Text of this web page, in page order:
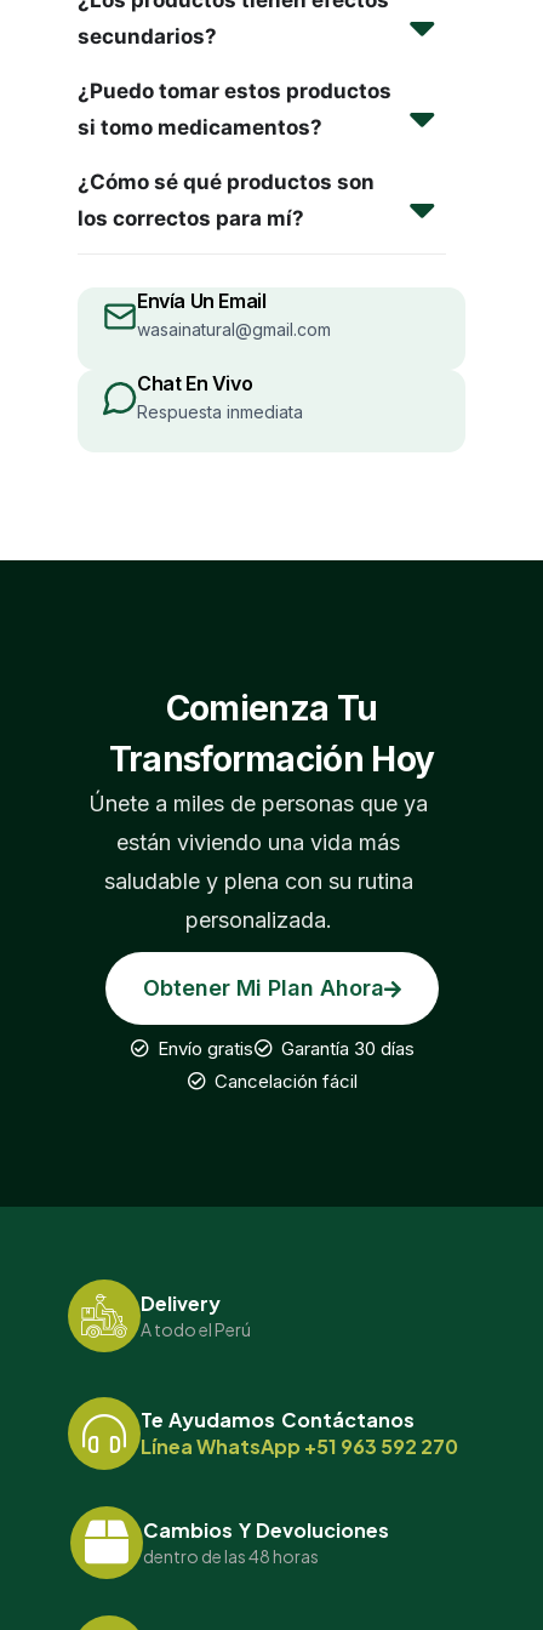
secundarios?
¿Puedo tomar estos productos
si tomo medicamentos?
¿Cómo sé qué productos son
los correctos para mí?
Envía Un Email
wasainatural@gmail.com
Chat En Vivo
Respuesta inmediata
Comienza Tu
Transformación Hoy
Únete a miles de personas que ya
están viviendo una vida más
saludable y plena con su rutina
personalizada.
Obtener Mi Plan Ahora
Envío gratis
Garantía 30 días
Cancelación fácil
Delivery
A todo el Perú
Te Ayudamos Contáctanos
Línea WhatsApp +51 963 592 270
Cambios Y Devoluciones
dentro de las 48 horas